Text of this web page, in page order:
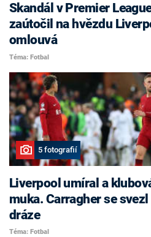
Skandál v Premier
zaútočil na hvězdu
omlouvá
Téma: Fotbal
5 fotografií
Liverpool umíral a
muka. Carragher se
dráze
Téma: Fotbal